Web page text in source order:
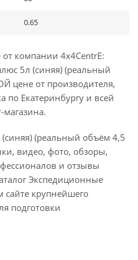
0.65
компании 4x4CentrE:
5л (синяя) (реальный
цене от производителя,
по Екатеринбургу и всей
магазина.
(реальный объём 4,5
видео, фото, обзоры,
и отзывы
Экспедиционные
крупнейшего
подготовки